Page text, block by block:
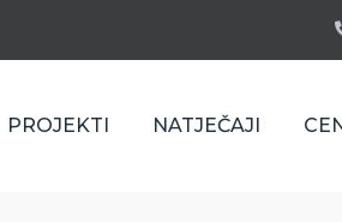
PROJEKTI NATJEČAJI